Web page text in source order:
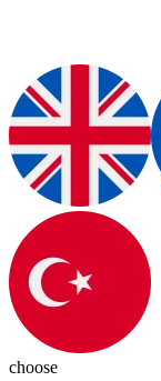
choose